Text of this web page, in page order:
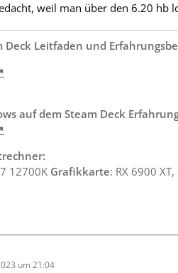
weil man über den 6.20 hb
Deck Leitfaden und
auf dem Steam Deck
12700K Grafikkarte: RX 6900
um 21:04